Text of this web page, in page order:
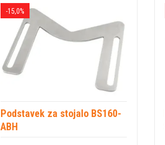
-15,0%
Podstavek za stojalo BS160-
ABH